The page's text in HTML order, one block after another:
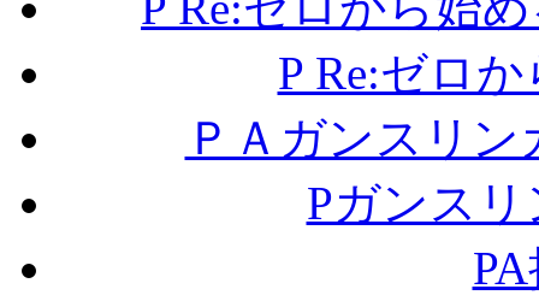
P Re:ゼロ
ＰＡガンスリ
Pガンス